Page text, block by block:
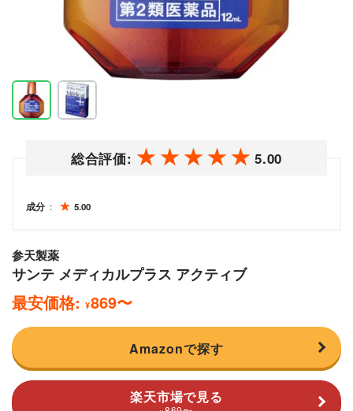
総合評価: 5.00
成分 5.00
参天製薬
サンテ メディカルプラス アクティブ
最安価格: ¥869〜
Amazonで探す
楽天市場で見る